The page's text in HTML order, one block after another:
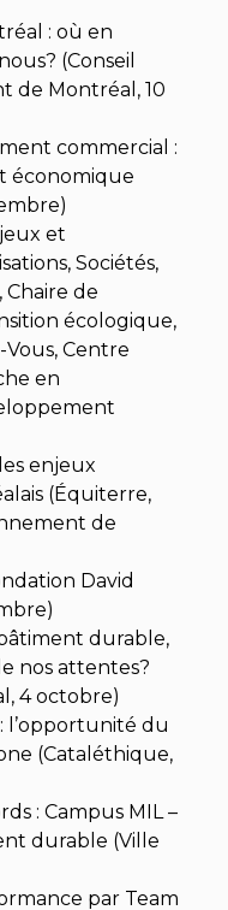
: où en
(Conseil
de Montréal, 10
commercial :
économique
et
Sociétés,
Chaire de
écologique,
Centre
en
enjeux
(Équiterre,
de
David
durable,
nos attentes?
4 octobre)
l’opportunité du
(Cataléthique,
: Campus MIL –
durable (Ville
par Team